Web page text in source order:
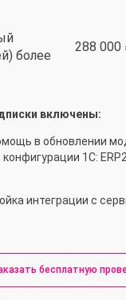
более
288 000
включены:
в обновлении
1С:
интеграции с
бесплатную